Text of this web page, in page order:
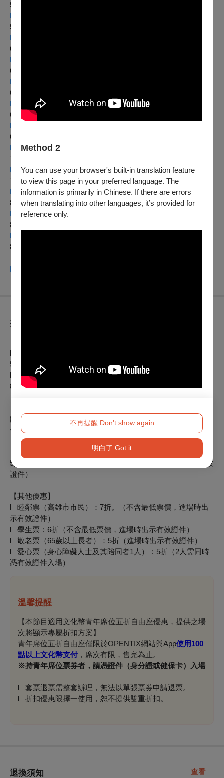
Method 2
You can use your browser's built-in translation feature
to view this page in your preferred language. The
information is primarily in Chinese. If there are errors
when translating into other languages, it’s provided for
reference only.
不再提醒 Don't show again
明白了 Got it
5/18
https://www.opentix.life/event/1769968368933142528
5/25
https://www.opentix.life/event/1769971588188942337
6/8
https://www.opentix.life/event/1770072443295318017
6/15
https://www.opentix.life/event/1770076777134764033
6/22
https://www.opentix.life/event/1770079155043913729
6/23
繡花園戲劇團《封神榜2》
https://www.opentix.life/event/1770079790087876608
6/29
https://www.opentix.life/event/1770082574656942081
7/6
https://www.opentix.life/event/1770083175388676097
7/20、21李靜芳歌仔戲團《鰲峰泛月廖添丁》
https://www.opentix.life/event/1770083721343692801
8/10、11尚和歌仔戲劇團《田薩曲》
https://www.opentix.life/event/1770084432336941056
8/17
https://www.opentix.life/event/1770087530057326593
8/24
https://www.opentix.life/event/1770088950553329665
折扣方案
l
500元票區，各1張(含)以上，每張100元。
l
大捙拚： 7/7(日)12:00前， 購買5檔不同劇目各1張(含)以上，
800元及500元票券享5折；300元票券享7折。
購買單1天節目10張(含)以上6折；20張(含)以上5折。（不含最
低票價）
【青年席位】
5 折優惠，每場至多200席。（不含最低票價，進場時出示有效
證件）
【其他優惠】
l 睦鄰票（高雄市市民）：7折。（不含最低票價，進場時出
示有效證件）
l 學生票：6折（不含最低票價，進場時出示有效證件）
l 敬老票（65歲以上長者）：5折（進場時出示有效證件）
l
愛心票（身心障礙人士及其陪同者1人）：5折（2人需同時
憑有效證件入場）
溫馨提醒
【本節目適用文化幣青年席位五折自由座優惠，提供之場
次將顯示專屬折扣方案】
青年席位五折自由座僅限於OPENTIX網站與App使用100
點以上文化幣支付 ，席次有限，售完為止。
※持青年席位票券者，請憑證件（身分證或健保卡）入場
l 套票退票需整套辦理，無法以單張票券申請退票。
l 折扣優惠限擇一使用， 恕不提供雙重折扣。
退換須知 查看